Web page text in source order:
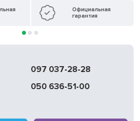
Официальная
гарантия
097 037-28-28
050 636-51-00